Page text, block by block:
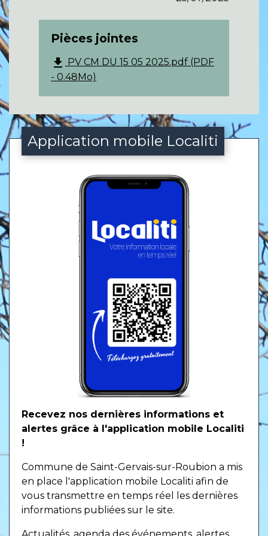
Pièces jointes
file_download PV CM DU 15 05 2025.pdf (PDF
- 0.48Mo)
Application mobile Localiti
Recevez nos dernières informations et
alertes grâce à l'application mobile Localiti
!
Commune de Saint-Gervais-sur-Roubion a mis
en place l'application mobile Localiti afin de
vous transmettre en temps réel les dernières
informations publiées sur le site.